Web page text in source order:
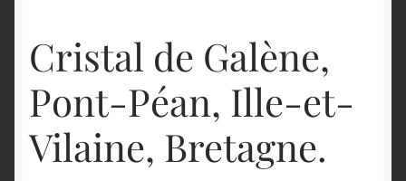
Cristal de Galène,
Pont-Péan, Ille-et-
Vilaine, Bretagne.